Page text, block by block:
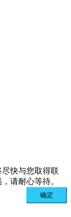
快与您取得联
请耐心等待。
确定